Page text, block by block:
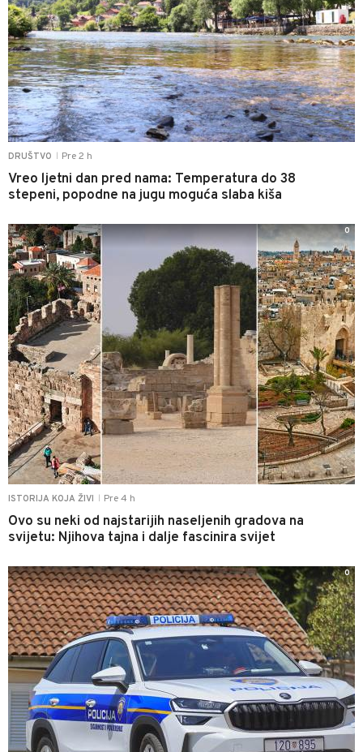
DRUŠTVO Pre 2 h
Vreo ljetni dan pred nama: Temperatura do 38
stepeni, popodne na jugu moguća slaba kiša
ISTORIJA KOJA ŽIVI Pre 4 h
Ovo su neki od najstarijih naseljenih gradova na
svijetu: Njihova tajna i dalje fascinira svijet
0
0